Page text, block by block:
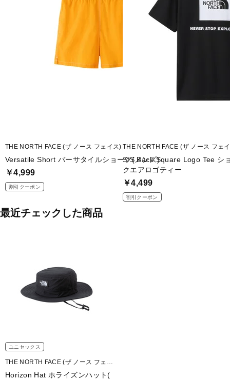
THE NORTH FACE (ザ ノース フェイス)
Versatile Short バーサタイルショーツ(メンズ)
￥4,999
割引クーポン
THE NORTH FACE (ザ ノース フェ
S/S Back Square Logo Tee シ
クエアロゴティー
￥4,499
割引クーポン
最近チェックした商品
ユニセックス
THE NORTH FACE (ザ ノース フェイ
ス)
Horizon Hat ホライズンハット(